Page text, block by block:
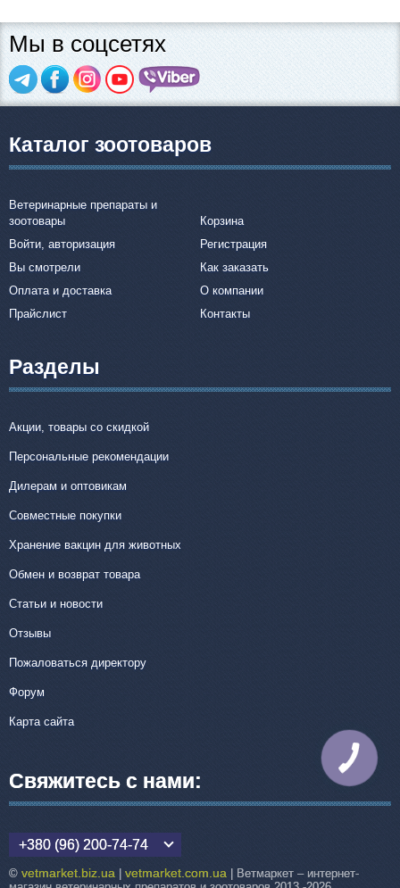
Мы в соцсетях
Каталог зоотоваров
Ветеринарные препараты и
зоотовары
Корзина
Войти, авторизация
Регистрация
Вы смотрели
Как заказать
Оплата и доставка
О компании
Прайслист
Контакты
Разделы
Акции, товары со скидкой
Персональные рекомендации
Дилерам и оптовикам
Совместные покупки
Хранение вакцин для животных
Обмен и возврат товара
Статьи и новости
Отзывы
Пожаловаться директору
Форум
Карта сайта
Свяжитесь с нами:
+380 (96) 200-74-74
© vetmarket.biz.ua vetmarket.com.ua | Ветмаркет – интернет-
КНОПКА
СВЯЗИ